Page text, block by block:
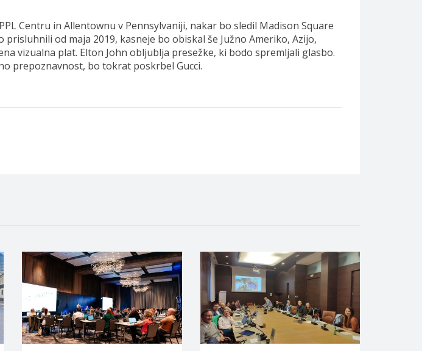
Centru in Allentownu v Pennsylvaniji, nakar bo sledil Madison Square
od maja 2019, kasneje bo obiskal še Južno Ameriko, Azijo,
vizualna plat. Elton John obljublja presežke, ki bodo spremljali glasbo.
prepoznavnost, bo tokrat poskrbel Gucci.